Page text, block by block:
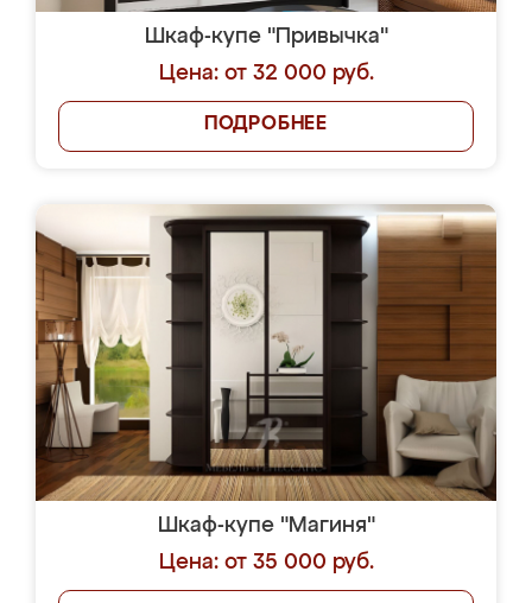
Шкаф-купе "Привычка"
Цена: от 32 000 руб.
ПОДРОБНЕЕ
Шкаф-купе "Магиня"
Цена: от 35 000 руб.